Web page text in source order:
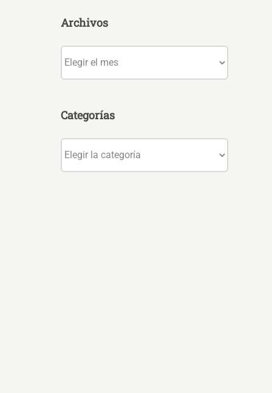
Archivos
Categorías